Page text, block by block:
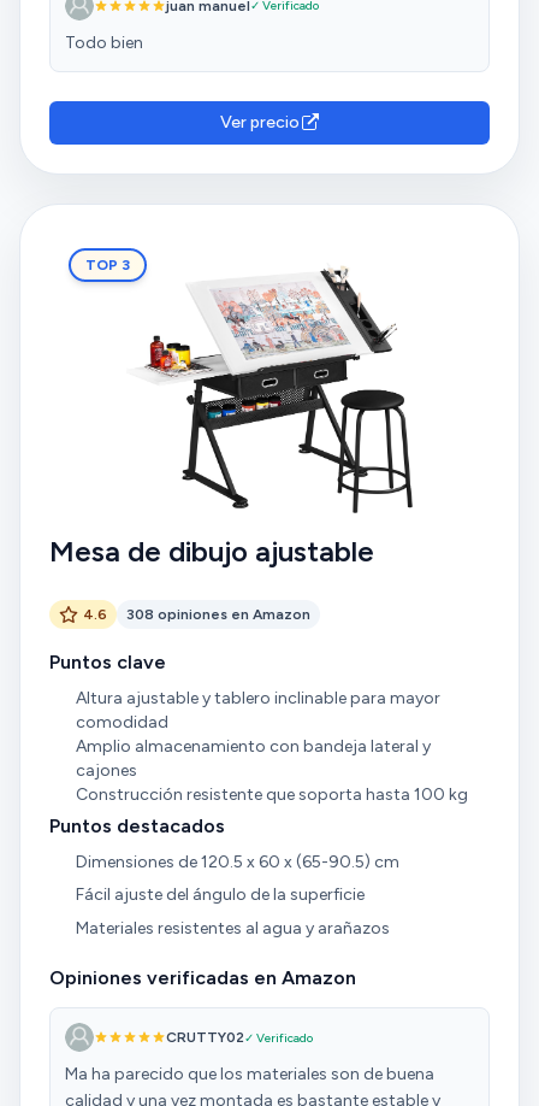
juan manuel✓ Verificado
Todo bien
Ver precio
TOP 3
Mesa de dibujo ajustable
4.6 308 opiniones en Amazon
Puntos clave
Altura ajustable y tablero inclinable para mayor
comodidad
Amplio almacenamiento con bandeja lateral y
cajones
Construcción resistente que soporta hasta 100 kg
Puntos destacados
Dimensiones de 120.5 x 60 x (65-90.5) cm
Fácil ajuste del ángulo de la superficie
Materiales resistentes al agua y arañazos
Opiniones verificadas en Amazon
CRUTTY02✓ Verificado
Ma ha parecido que los materiales son de buena
calidad y una vez montada es bastante estable y